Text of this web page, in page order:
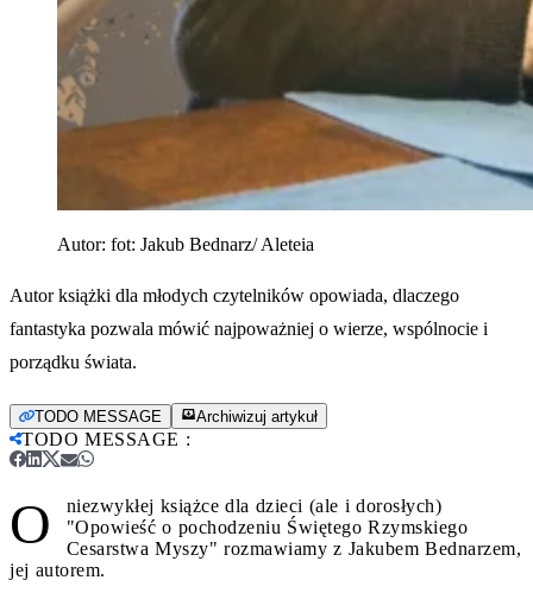
Autor: fot: Jakub Bednarz/ Aleteia
Autor książki dla młodych czytelników opowiada, dlaczego
fantastyka pozwala mówić najpoważniej o wierze, wspólnocie i
porządku świata.
TODO MESSAGE Archiwizuj artykuł
TODO MESSAGE :
O
niezwykłej książce dla dzieci (ale i dorosłych)
"Opowieść o pochodzeniu Świętego Rzymskiego
Cesarstwa Myszy" rozmawiamy z Jakubem Bednarzem,
jej autorem.